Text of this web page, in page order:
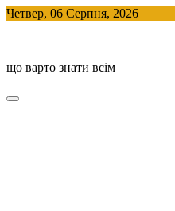
Skip
Четвер, 06 Серпня, 2026
що варто знати всім